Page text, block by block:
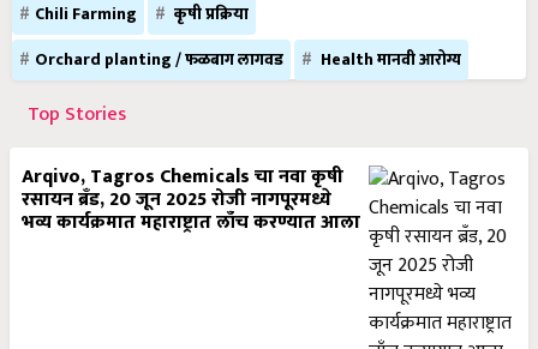
Chili Farming
कृषी प्रक्रिया
Orchard planting / फळबाग लागवड
Health मानवी आरोग्य
Top Stories
Arqivo, Tagros Chemicals चा नवा कृषी
रसायन ब्रँड, 20 जून 2025 रोजी नागपूरमध्ये
भव्य कार्यक्रमात महाराष्ट्रात लाँच करण्यात आला